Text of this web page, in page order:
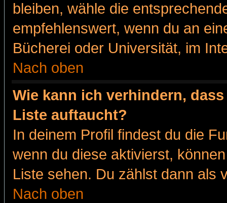
bleiben, wähle die
empfehlenswert, wenn du an
Bücherei oder Universität, im
Nach oben
Wie kann ich verhindern,
Liste auftaucht?
In deinem Profil findest du die
wenn du diese aktivierst,
Liste sehen. Du zählst dann als
Nach oben